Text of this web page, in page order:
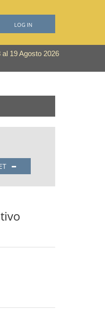
LOG IN
19 Agosto 2026